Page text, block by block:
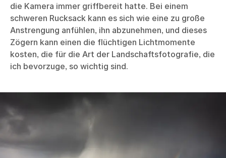
die Kamera immer griffbereit hatte. Bei einem
schweren Rucksack kann es sich wie eine zu große
Anstrengung anfühlen, ihn abzunehmen, und dieses
Zögern kann einen die flüchtigen Lichtmomente
kosten, die für die Art der Landschaftsfotografie, die
ich bevorzuge, so wichtig sind.